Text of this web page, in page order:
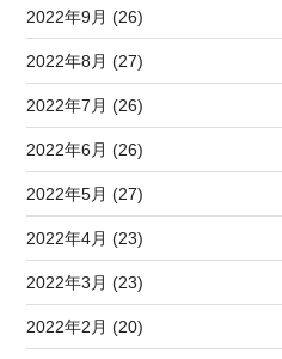
2022年9月 (26)
2022年8月 (27)
2022年7月 (26)
2022年6月 (26)
2022年5月 (27)
2022年4月 (23)
2022年3月 (23)
2022年2月 (20)